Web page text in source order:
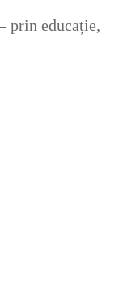
prin educație,